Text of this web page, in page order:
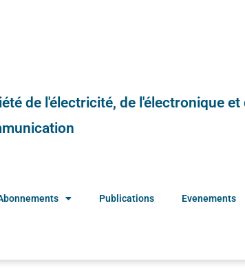
de l'électricité, de l'électronique
Publications Evenements